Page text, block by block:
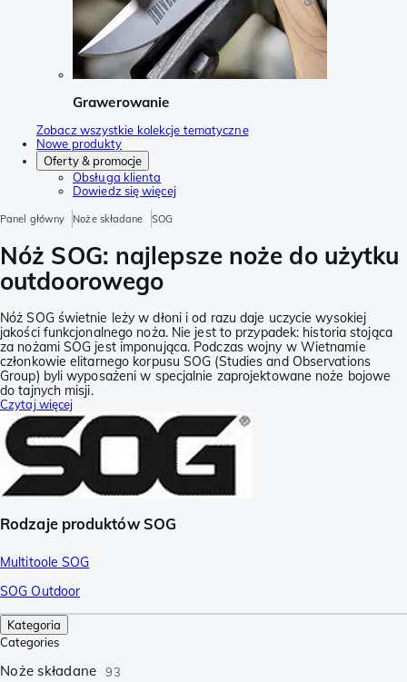
Grawerowanie
Zobacz wszystkie kolekcje tematyczne
Nowe produkty
Oferty & promocje
Obsługa klienta
Dowiedz się więcej
Panel główny Noże składane SOG
Nóż SOG: najlepsze noże do użytku
outdoorowego
Nóż SOG świetnie leży w dłoni i od razu daje uczycie wysokiej
jakości funkcjonalnego noża. Nie jest to przypadek: historia stojąca
za nożami SOG jest imponująca. Podczas wojny w Wietnamie
członkowie elitarnego korpusu SOG (Studies and Observations
Group) byli wyposażeni w specjalnie zaprojektowane noże bojowe
do tajnych misji.
Czytaj więcej
Rodzaje produktów SOG
Multitoole SOG
SOG Outdoor
Kategoria
Categories
Noże składane 93